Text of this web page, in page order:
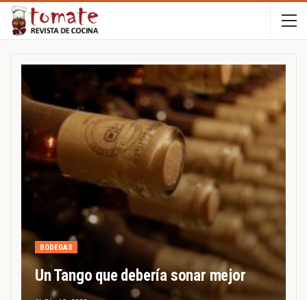
BODEGAS
Un Tango que debería sonar mejor